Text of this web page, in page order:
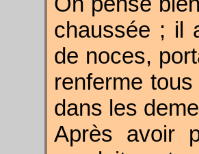
chaussée ; il
de noces,
renferme
dans les
Après avoir